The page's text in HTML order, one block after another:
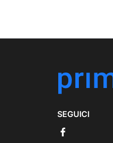
SEGUICI